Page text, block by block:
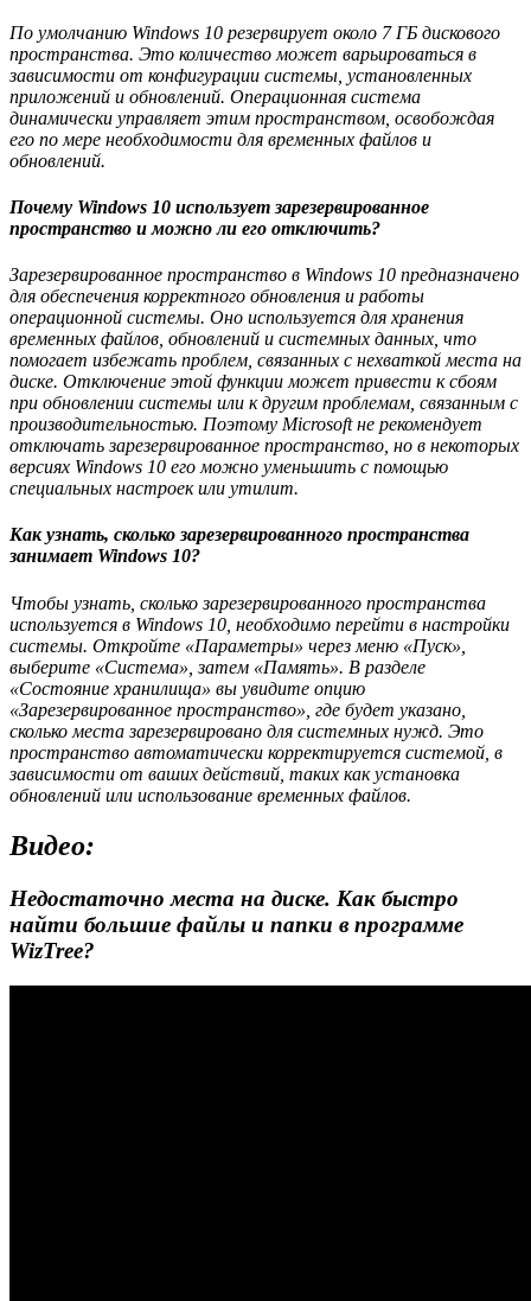
По умолчанию Windows 10 резервирует около 7 ГБ дискового
пространства. Это количество может варьироваться в
зависимости от конфигурации системы, установленных
приложений и обновлений. Операционная система
динамически управляет этим пространством, освобождая
его по мере необходимости для временных файлов и
обновлений.
Почему Windows 10 использует зарезервированное
пространство и можно ли его отключить?
Зарезервированное пространство в Windows 10 предназначено
для обеспечения корректного обновления и работы
операционной системы. Оно используется для хранения
временных файлов, обновлений и системных данных, что
помогает избежать проблем, связанных с нехваткой места на
диске. Отключение этой функции может привести к сбоям
при обновлении системы или к другим проблемам, связанным с
производительностью. Поэтому Microsoft не рекомендует
отключать зарезервированное пространство, но в некоторых
версиях Windows 10 его можно уменьшить с помощью
специальных настроек или утилит.
Как узнать, сколько зарезервированного пространства
занимает Windows 10?
Чтобы узнать, сколько зарезервированного пространства
используется в Windows 10, необходимо перейти в настройки
системы. Откройте «Параметры» через меню «Пуск»,
выберите «Система», затем «Память». В разделе
«Состояние хранилища» вы увидите опцию
«Зарезервированное пространство», где будет указано,
сколько места зарезервировано для системных нужд. Это
пространство автоматически корректируется системой, в
зависимости от ваших действий, таких как установка
обновлений или использование временных файлов.
Видео:
Недостаточно места на диске. Как быстро
найти большие файлы и папки в программе
WizTree?